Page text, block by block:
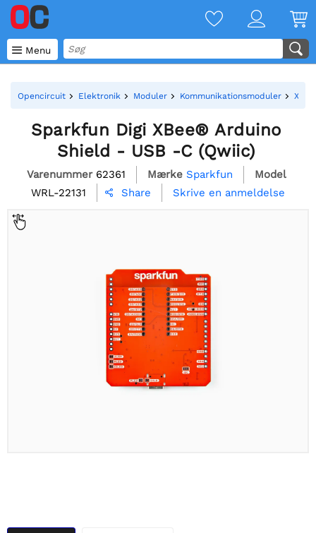
 Menu
Opencircuit Elektronik Moduler Kommunikationsmoduler
Sparkfun Digi XBee® Arduino
Shield - USB -C (Qwiic)
Varenummer 62361 Mærke Sparkfun
Model
WRL-22131
 Share Skrive en anmeldelse